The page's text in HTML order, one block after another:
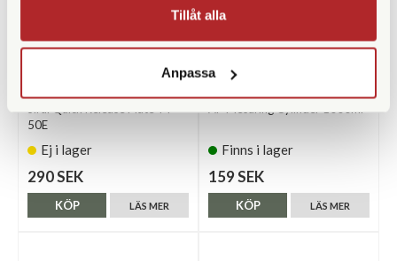
Tillåt alla
Anpassa
50E
Ej i lager
290 SEK
LÄS MER
KÖP
AP
Finns i lager
159 SEK
LÄS MER
KÖP